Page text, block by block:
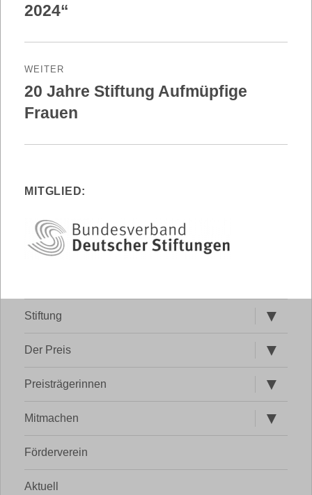
Beitrag:
2024“
WEITER
Nächster
Beitrag:
20 Jahre Stiftung Aufmüpfige
Frauen
MITGLIED:
Stiftung
öffnen
Der Preis
öffnen
Preisträgerinnen
öffnen
Mitmachen
öffnen
Förderverein
Aktuell